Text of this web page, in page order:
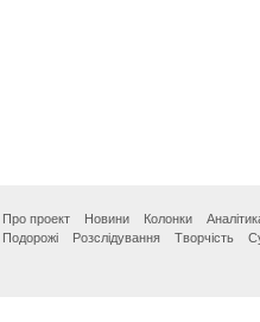
Про проект Новини Колонки
Подорожі
Розслідування Творчість